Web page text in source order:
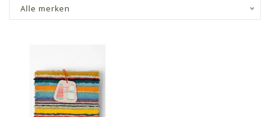
Alle merken